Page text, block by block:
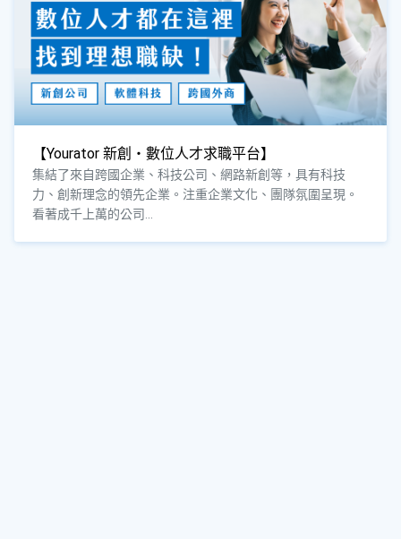
【Yourator 新創・數位人才求職平台】
集結了來自跨國企業、科技公司、網路新創等，具有科技
力、創新理念的領先企業。注重企業文化、團隊氛圍呈現。
看著成千上萬的公司...